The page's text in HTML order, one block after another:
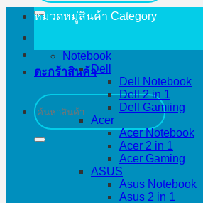
ตะกร้าสินค้า
ค้นหา:
หมวดหมู่สินค้า Category
Notebook
Dell
Dell Notebook
Dell 2 in 1
Dell Gamiing
Acer
Acer Notebook
Acer 2 in 1
Acer Gaming
ASUS
Asus Notebook
Asus 2 in 1